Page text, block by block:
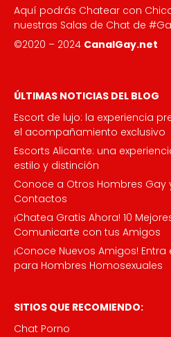
Aquí podrás Chatear con
nuestras Salas de Chat de
©2020 – 2024 CanalGay.net
ÚLTIMAS NOTICIAS DEL BLOG
Escort de lujo: la experiencia
el acompañamiento exclusivo
Escorts Alicante: una
estilo y distinción
Conoce a Otros Hombres Gay
Contactos
¡Chatea Gratis Ahora! 10
Comunicarte con tus Amigos
¡Conoce Nuevos Amigos!
para Hombres Homosexuales
SITIOS QUE RECOMIENDO:
Chat Porno